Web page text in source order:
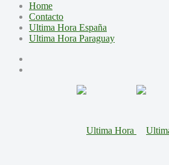
Home
Contacto
Ultima Hora España
Ultima Hora Paraguay